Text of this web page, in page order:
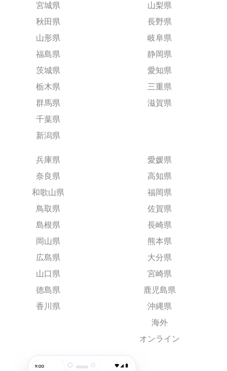
宮城県
秋田県
山形県
福島県
茨城県
栃木県
群馬県
千葉県
新潟県
山梨県
長野県
岐阜県
静岡県
愛知県
三重県
滋賀県
兵庫県
奈良県
和歌山県
鳥取県
島根県
岡山県
広島県
山口県
徳島県
香川県
愛媛県
高知県
福岡県
佐賀県
長崎県
熊本県
大分県
宮崎県
鹿児島県
沖縄県
海外
オンライン